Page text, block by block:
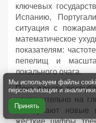
ключевых
Испанию,
ситуация с
математическое
показателям:
пепелищ и
локального очага.
Пока власти
исключительно на
и закупают новые
жёсткие цифры
Мы используем файлы
персонализации и
Принять